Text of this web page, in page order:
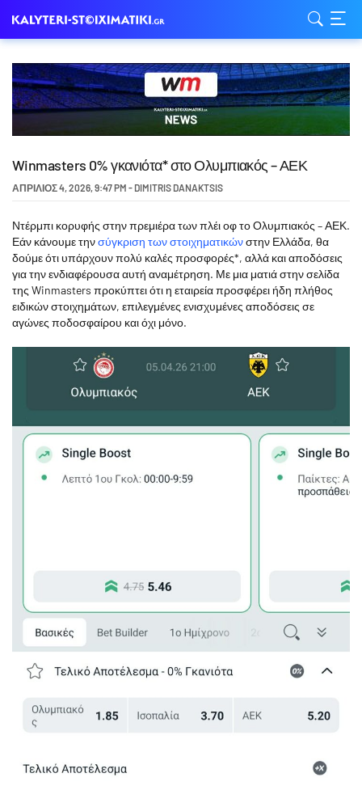
Winmasters 0% γκανιότα* στο Ολυμπιακός – ΑΕΚ
ΑΠΡΊΛΙΟΣ 4, 2026,9:47 PM - DIMITRIS DANAKTSIS
Ντέρμπι κορυφής στην πρεμιέρα των πλέι οφ το Ολυμπιακός – ΑΕΚ.
Εάν κάνουμε τηνσύγκριση των στοιχηματικώνστην Ελλάδα, θα
δούμε ότι υπάρχουν πολύ καλές προσφορές*, αλλά και αποδόσεις
για την ενδιαφέρουσα αυτή αναμέτρηση. Με μια ματιά στην σελίδα
της Winmasters προκύπτει ότι η εταιρεία προσφέρει ήδη πλήθος
ειδικών στοιχημάτων, επιλεγμένες ενισχυμένες αποδόσεις σε
αγώνες ποδοσφαίρου και όχι μόνο.